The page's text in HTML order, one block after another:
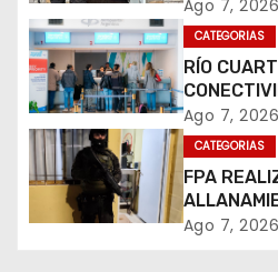
e
n
t
r
a
Ago 7, 2026
CATEGORIAS
RÍO
CUATRO
BUENOS
Ago 7, 2026
CATEGORIAS
FPA
BUSTOS-
Ago 7, 2026